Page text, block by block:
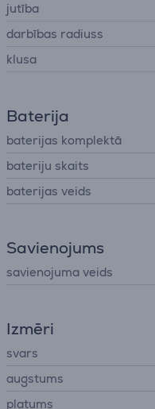
jutība
darbības radiuss
klusa
Baterija
baterijas komplektā
bateriju skaits
baterijas veids
Savienojums
savienojuma veids
Izmēri
svars
augstums
platums